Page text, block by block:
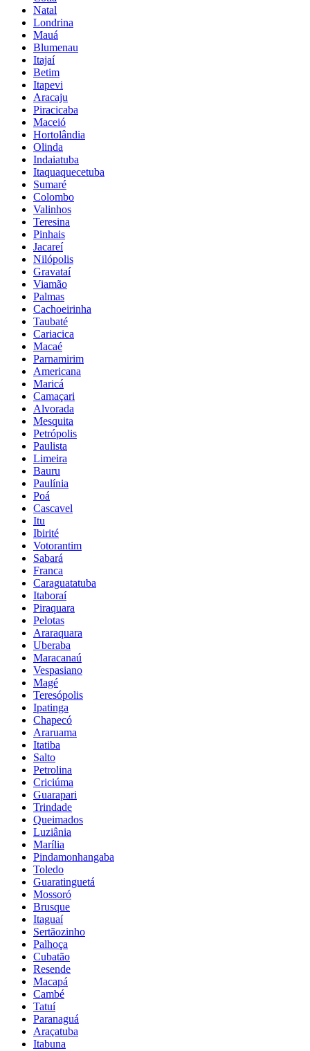
Natal
Londrina
Mauá
Blumenau
Itajaí
Betim
Itapevi
Aracaju
Piracicaba
Maceió
Hortolândia
Olinda
Indaiatuba
Itaquaquecetuba
Sumaré
Colombo
Valinhos
Teresina
Pinhais
Jacareí
Nilópolis
Gravataí
Viamão
Palmas
Cachoeirinha
Taubaté
Cariacica
Macaé
Parnamirim
Americana
Maricá
Camaçari
Alvorada
Mesquita
Petrópolis
Paulista
Limeira
Bauru
Paulínia
Poá
Cascavel
Itu
Ibirité
Votorantim
Sabará
Franca
Caraguatatuba
Itaboraí
Piraquara
Pelotas
Araraquara
Uberaba
Maracanaú
Vespasiano
Magé
Teresópolis
Ipatinga
Chapecó
Araruama
Itatiba
Salto
Petrolina
Criciúma
Guarapari
Trindade
Queimados
Luziânia
Marília
Pindamonhangaba
Toledo
Guaratinguetá
Mossoró
Brusque
Itaguaí
Sertãozinho
Palhoça
Cubatão
Resende
Macapá
Cambé
Tatuí
Paranaguá
Araçatuba
Itabuna